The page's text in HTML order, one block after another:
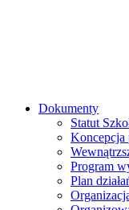
Dokumenty
Statut
Koncepcja
Program
Plan